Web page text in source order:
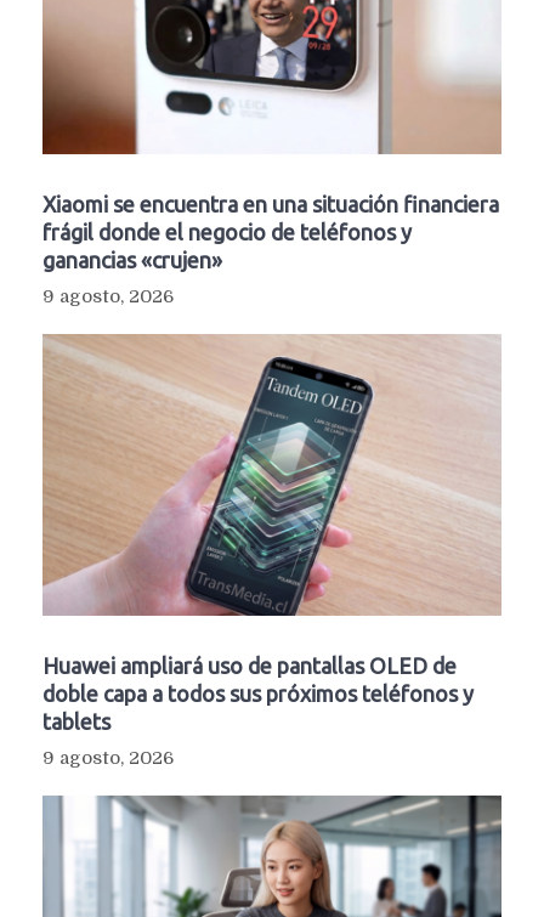
Xiaomi se encuentra en una situación financiera
frágil donde el negocio de teléfonos y
ganancias «crujen»
9 agosto, 2026
Huawei ampliará uso de pantallas OLED de
doble capa a todos sus próximos teléfonos y
tablets
9 agosto, 2026